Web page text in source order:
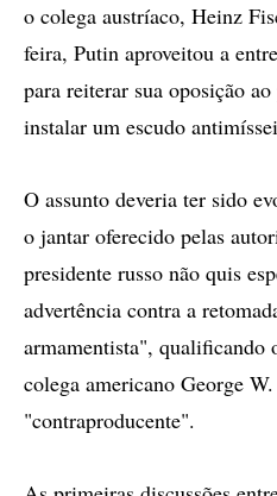
o colega austríaco, Heinz
feira, Putin aproveitou a
para reiterar sua oposição
instalar um escudo
O assunto deveria ter sido
o jantar oferecido pelas
presidente russo não quis
advertência contra a
armamentista", qualificando
colega americano George
"contraproducente".